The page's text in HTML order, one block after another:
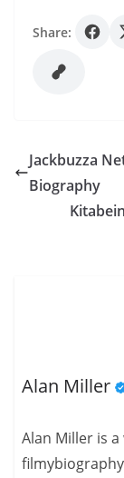
Share:
Jackbuzza
Biography
Alan Miller
Alan Miller is